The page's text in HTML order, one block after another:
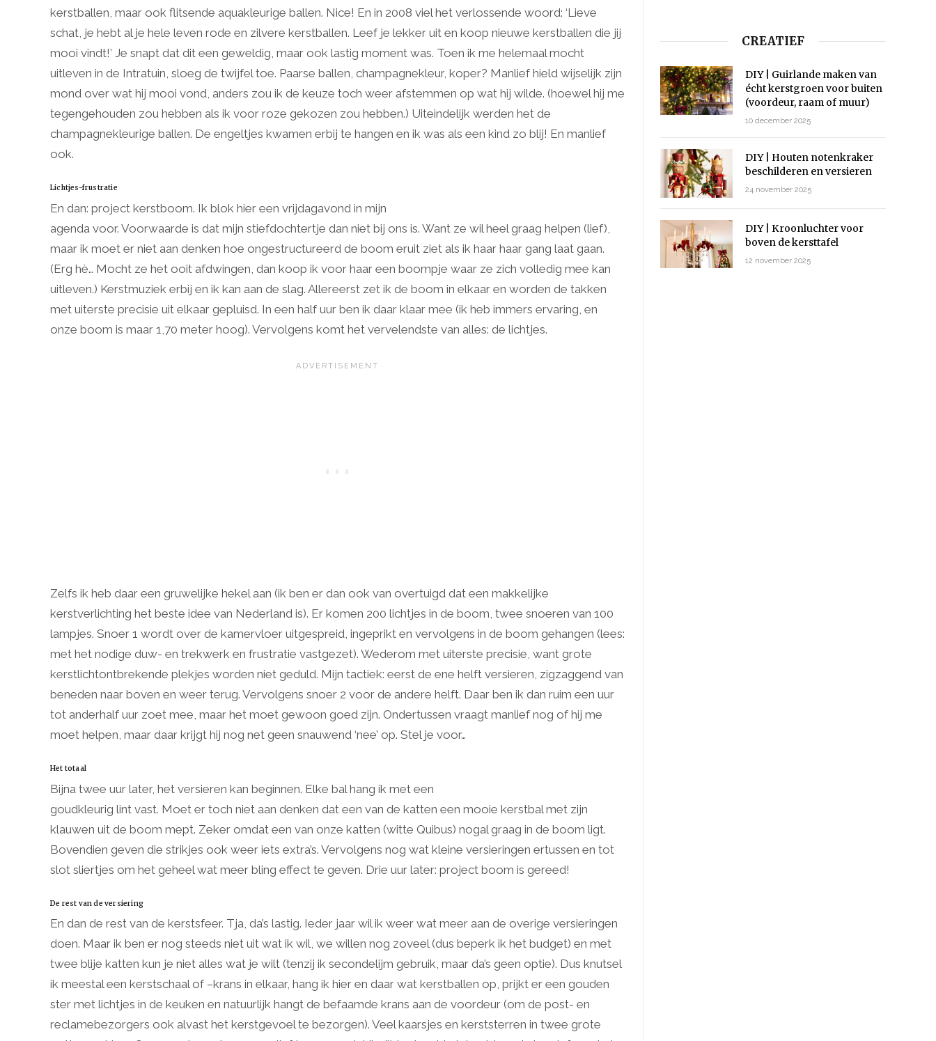
kerstballen, maar ook flitsende aquakleurige ballen. Nice! En in 2008 viel het verlossende woord: ‘Lieve
schat, je hebt al je hele leven rode en zilvere kerstballen. Leef je lekker uit en koop nieuwe kerstballen die jij
mooi vindt!’ Je snapt dat dit een geweldig, maar ook lastig moment was. Toen ik me helemaal mocht
uitleven in de Intratuin, sloeg de twijfel toe. Paarse ballen, champagnekleur, koper? Manlief hield wijselijk zijn
mond over wat hij mooi vond, anders zou ik de keuze toch weer afstemmen op wat hij wilde. (hoewel hij me
tegengehouden zou hebben als ik voor roze gekozen zou hebben.) Uiteindelijk werden het de
champagnekleurige ballen. De engeltjes kwamen erbij te hangen en ik was als een kind zo blij! En manlief
ook.
Lichtjes-frustratie
En dan: project kerstboom. Ik blok hier een vrijdagavond in mijn
agenda voor. Voorwaarde is dat mijn stiefdochtertje dan niet bij ons is. Want ze wil heel graag helpen (lief),
maar ik moet er niet aan denken hoe ongestructureerd de boom eruit ziet als ik haar haar gang laat gaan.
(Erg hè… Mocht ze het ooit afdwingen, dan koop ik voor haar een boompje waar ze zich volledig mee kan
uitleven.) Kerstmuziek erbij en ik kan aan de slag. Allereerst zet ik de boom in elkaar en worden de takken
met uiterste precisie uit elkaar gepluisd. In een half uur ben ik daar klaar mee (ik heb immers ervaring, en
onze boom is maar 1,70 meter hoog). Vervolgens komt het vervelendste van alles: de lichtjes.
Zelfs ik heb daar een gruwelijke hekel aan (ik ben er dan ook van overtuigd dat een makkelijke
kerstverlichting het beste idee van Nederland is). Er komen 200 lichtjes in de boom, twee snoeren van 100
lampjes. Snoer 1 wordt over de kamervloer uitgespreid, ingeprikt en vervolgens in de boom gehangen (lees:
met het nodige duw- en trekwerk en frustratie vastgezet). Wederom met uiterste precisie, want grote
kerstlichtontbrekende plekjes worden niet geduld. Mijn tactiek: eerst de ene helft versieren, zigzaggend van
beneden naar boven en weer terug. Vervolgens snoer 2 voor de andere helft. Daar ben ik dan ruim een uur
tot anderhalf uur zoet mee, maar het moet gewoon goed zijn. Ondertussen vraagt manlief nog of hij me
moet helpen, maar daar krijgt hij nog net geen snauwend ‘nee’ op. Stel je voor…
Het totaal
Bijna twee uur later, het versieren kan beginnen. Elke bal hang ik met een
goudkleurig lint vast. Moet er toch niet aan denken dat een van de katten een mooie kerstbal met zijn
klauwen uit de boom mept. Zeker omdat een van onze katten (witte Quibus) nogal graag in de boom ligt.
Bovendien geven die strikjes ook weer iets extra’s. Vervolgens nog wat kleine versieringen ertussen en tot
slot sliertjes om het geheel wat meer bling effect te geven. Drie uur later: project boom is gereed!
De rest van de versiering
En dan de rest van de kerstsfeer. Tja, da’s lastig. Ieder jaar wil ik weer wat meer aan de overige versieringen
doen. Maar ik ben er nog steeds niet uit wat ik wil, we willen nog zoveel (dus beperk ik het budget) en met
twee blije katten kun je niet alles wat je wilt (tenzij ik secondelijm gebruik, maar da’s geen optie). Dus knutsel
ik meestal een kerstschaal of –krans in elkaar, hang ik hier en daar wat kerstballen op, prijkt er een gouden
ster met lichtjes in de keuken en natuurlijk hangt de befaamde krans aan de voordeur (om de post- en
reclamebezorgers ook alvast het kerstgevoel te bezorgen). Veel kaarsjes en kerststerren in twee grote
CREATIEF
DIY | Guirlande maken van
écht kerstgroen voor buiten
(voordeur, raam of muur)
10 december 2025
DIY | Houten notenkraker
beschilderen en versieren
24 november 2025
DIY | Kroonluchter voor
boven de kersttafel
12 november 2025